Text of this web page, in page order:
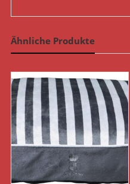
Ähnliche Produkte